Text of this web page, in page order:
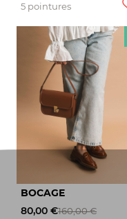
5 pointures
BOCAGE
80,00 €160,00 €